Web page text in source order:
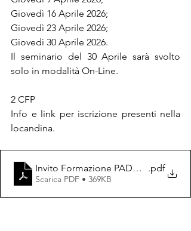
Giovedì 16 Aprile 2026;
Giovedì 23 Aprile 2026;
Giovedì 30 Aprile 2026.
Il seminario del 30 Aprile sarà svolto
solo in modalità On-Line.
2 CFP
Info e link per iscrizione presenti nella
locandina.
Invito Formazione PADOVA.pdf
Scarica PDF • 369KB